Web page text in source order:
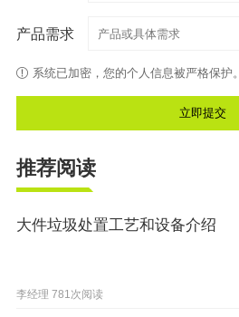
产品需求
系统已加密，您的个人信息被严格保护。
推荐阅读
大件垃圾处置工艺和设备介绍
李经理 781次阅读